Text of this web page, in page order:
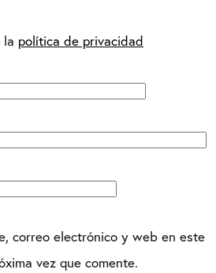
la política de privacidad
correo electrónico y web en este
vez que comente.